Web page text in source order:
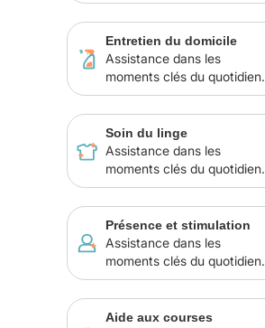
Entretien du domicile
Assistance dans les
moments clés du quotidien.
Soin du linge
Assistance dans les
moments clés du quotidien.
Présence et stimulation
Assistance dans les
moments clés du quotidien.
Aide aux courses